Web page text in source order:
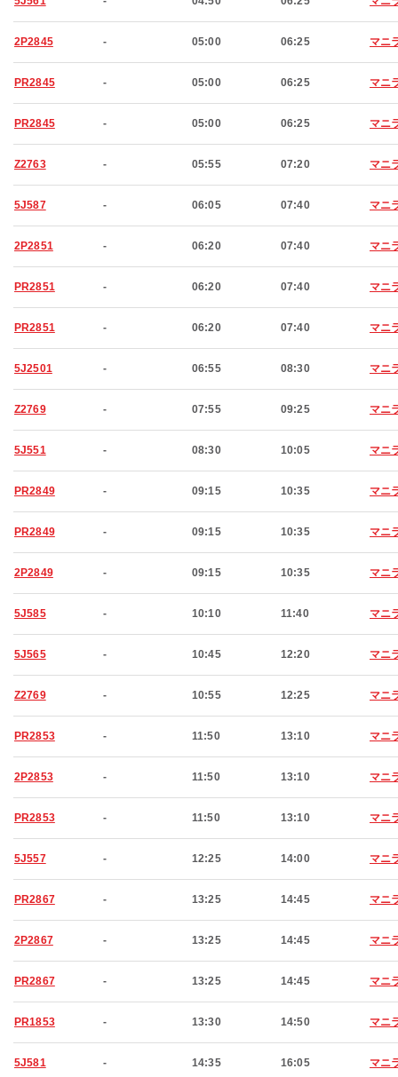
2P2845 - 05:00 06:25 マニ
PR2845 - 05:00 06:25 マニ
PR2845 - 05:00 06:25 マニ
Z2763 - 05:55 07:20 マニ
5J587 - 06:05 07:40 マニ
2P2851 - 06:20 07:40 マニ
PR2851 - 06:20 07:40 マニ
PR2851 - 06:20 07:40 マニ
5J2501 - 06:55 08:30 マニ
Z2769 - 07:55 09:25 マニ
5J551 - 08:30 10:05 マニ
PR2849 - 09:15 10:35 マニ
PR2849 - 09:15 10:35 マニ
2P2849 - 09:15 10:35 マニ
5J585 - 10:10 11:40 マニ
5J565 - 10:45 12:20 マニ
Z2769 - 10:55 12:25 マニ
PR2853 - 11:50 13:10 マニ
2P2853 - 11:50 13:10 マニ
PR2853 - 11:50 13:10 マニ
5J557 - 12:25 14:00 マニ
PR2867 - 13:25 14:45 マニ
2P2867 - 13:25 14:45 マニ
PR2867 - 13:25 14:45 マニ
PR1853 - 13:30 14:50 マニ
5J581 - 14:35 16:05 マニ